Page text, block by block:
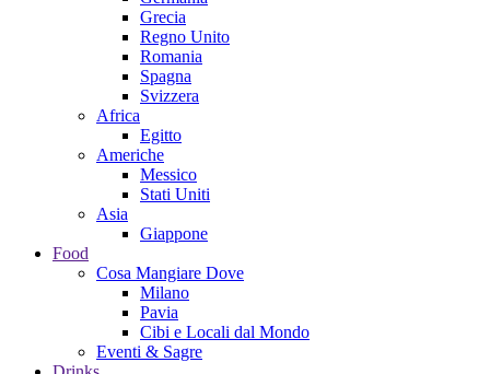
Grecia
Regno Unito
Romania
Spagna
Svizzera
Africa
Egitto
Americhe
Messico
Stati Uniti
Asia
Giappone
Food
Cosa Mangiare Dove
Milano
Pavia
Cibi e Locali dal Mondo
Eventi & Sagre